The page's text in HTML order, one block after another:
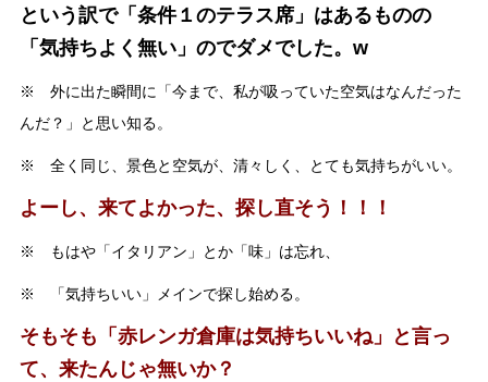
という訳で「条件１のテラス席」はあるものの
「気持ちよく無い」のでダメでした。w
※ 外に出た瞬間に「今まで、私が吸っていた空気はなんだった
んだ？」と思い知る。
※ 全く同じ、景色と空気が、清々しく、とても気持ちがいい。
よーし、来てよかった、探し直そう！！！
※ もはや「イタリアン」とか「味」は忘れ、
※ 「気持ちいい」メインで探し始める。
そもそも「赤レンガ倉庫は気持ちいいね」と言っ
て、来たんじゃ無いか？